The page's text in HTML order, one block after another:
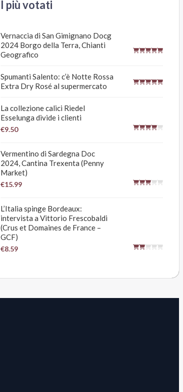
I più votati
Vernaccia di San Gimignano Docg
2024 Borgo della Terra, Chianti
Geografico
Spumanti Salento: c’è Notte Rossa
Extra Dry Rosé al supermercato
La collezione calici Riedel
Esselunga divide i clienti
€9.50
Vermentino di Sardegna Doc
2024, Cantina Trexenta (Penny
Market)
€15.99
L’Italia spinge Bordeaux:
intervista a Vittorio Frescobaldi
(Crus et Domaines de France –
GCF)
€8.59